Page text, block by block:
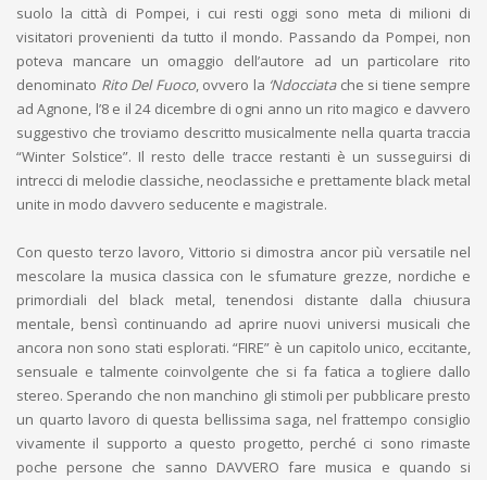
suolo la città di Pompei, i cui resti oggi sono meta di milioni di
visitatori provenienti da tutto il mondo. Passando da Pompei, non
poteva mancare un omaggio dell’autore ad un particolare rito
denominato Rito Del Fuoco, ovvero la ‘Ndocciata che si tiene sempre
ad Agnone, l’8 e il 24 dicembre di ogni anno un rito magico e davvero
suggestivo che troviamo descritto musicalmente nella quarta traccia
“Winter Solstice”. Il resto delle tracce restanti è un susseguirsi di
intrecci di melodie classiche, neoclassiche e prettamente black metal
unite in modo davvero seducente e magistrale.
Con questo terzo lavoro, Vittorio si dimostra ancor più versatile nel
mescolare la musica classica con le sfumature grezze, nordiche e
primordiali del black metal, tenendosi distante dalla chiusura
mentale, bensì continuando ad aprire nuovi universi musicali che
ancora non sono stati esplorati. “FIRE” è un capitolo unico, eccitante,
sensuale e talmente coinvolgente che si fa fatica a togliere dallo
stereo. Sperando che non manchino gli stimoli per pubblicare presto
un quarto lavoro di questa bellissima saga, nel frattempo consiglio
vivamente il supporto a questo progetto, perché ci sono rimaste
poche persone che sanno DAVVERO fare musica e quando si